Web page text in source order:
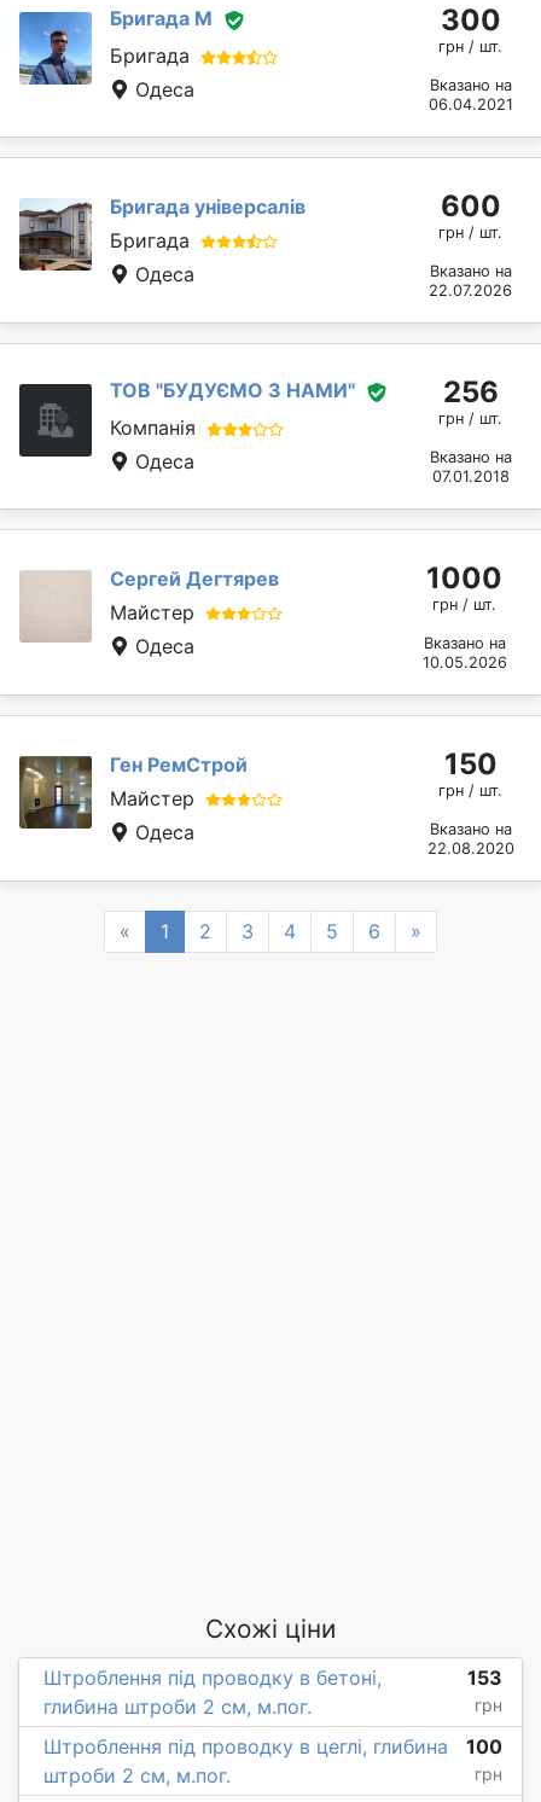
Бригада М
Бригада
Одеса
300
грн / шт.
Вказано на
06.04.2021
Бригада універсалів
Бригада
Одеса
600
грн / шт.
Вказано на
22.07.2026
ТОВ "БУДУЄМО З НАМИ"
Компанія
Одеса
256
грн / шт.
Вказано на
07.01.2018
Сергей Дегтярев
Майстер
Одеса
1000
грн / шт.
Вказано на
10.05.2026
Ген РемСтрой
Майстер
Одеса
150
грн / шт.
Вказано на
22.08.2020
« Previous
1 2 3 4 5 6 »
Схожі ціни
Штроблення під проводку в бетоні,
глибина штроби 2 см, м.пог.
153
грн
Штроблення під проводку в цеглі, глибина
штроби 2 см, м.пог.
100
грн